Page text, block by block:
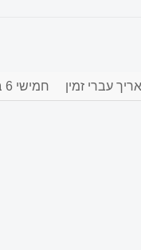
עברי זמין חמישי 6 באוגוסט 2026